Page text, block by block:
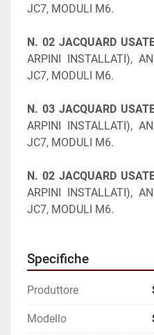
JC7, MODULI M6.
N. 02 JACQUARD
ARPINI INSTALLATI),
JC7, MODULI M6.
N. 03 JACQUARD
ARPINI INSTALLATI),
JC7, MODULI M6.
N. 02 JACQUARD
ARPINI INSTALLATI),
JC7, MODULI M6.
Specifiche
Produttore
Modello